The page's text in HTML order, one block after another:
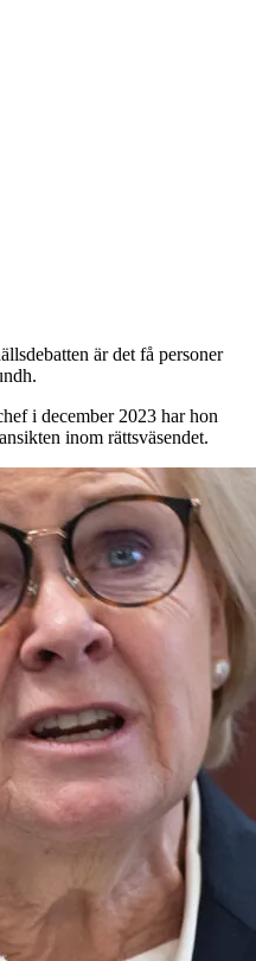
är det få personer
i december 2023 har hon
inom rättsväsendet.